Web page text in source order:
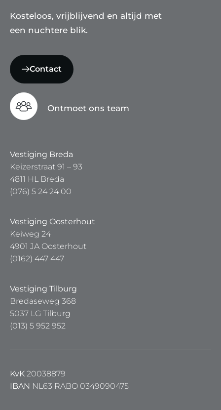
Kosteloos, vrijblijvend en altijd met
een nuchtere blik.
Contact
Ontmoet ons team
Vestiging Breda
Keizerstraat 91 – 93
4811 HL Breda
(076) 5 24 24 00
Vestiging Oosterhout
Keiweg 24
4901 JA Oosterhout
(0162) 447 447
Vestiging Tilburg
Bredaseweg 368
5037 LG Tilburg
(013) 5 952 952
KvK 20038879
IBAN NL63 RABO 0349090475